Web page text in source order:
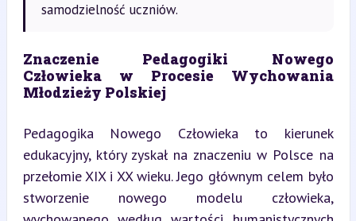
samodzielność uczniów.
Znaczenie Pedagogiki Nowego
Człowieka w Procesie Wychowania
Młodzieży Polskiej
Pedagogika Nowego Człowieka to kierunek
edukacyjny, który zyskał na znaczeniu w Polsce na
przełomie XIX i XX wieku. Jego głównym celem było
stworzenie nowego modelu człowieka,